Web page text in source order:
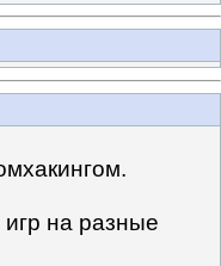
игр на разные